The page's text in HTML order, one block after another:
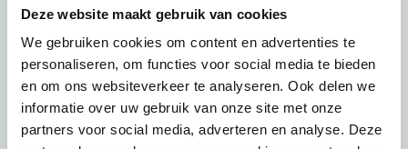
Deze website maakt gebruik van cookies
We gebruiken cookies om content en advertenties te
personaliseren, om functies voor social media te bieden
en om ons websiteverkeer te analyseren. Ook delen we
informatie over uw gebruik van onze site met onze
partners voor social media, adverteren en analyse. Deze
Tip 1:
Schrijf een duidelijke introductie en geef de volgende
informatie mee:
Ben je student, werkachtig of werkzoekend